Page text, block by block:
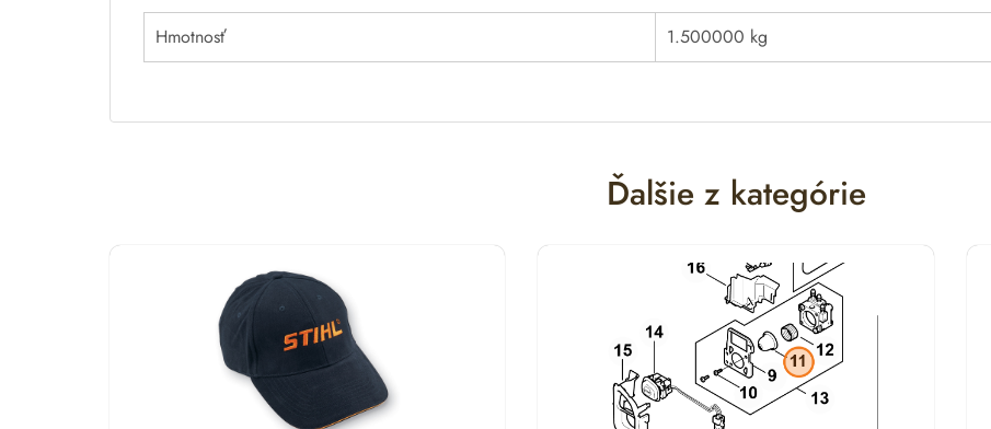
:
Hmotnosť 1.500000 kg
Ďalšie z kategórie